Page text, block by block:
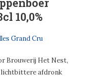
10,0%
Grand Cru
Brouwerij Het Nest,
lichtbittere afdronk